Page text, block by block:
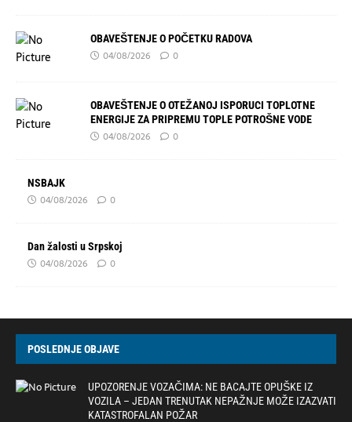
OBAVEŠTENJE O POČETKU RADOVA
04/08/2026 0
OBAVEŠTENJE O OTEŽANOJ ISPORUCI TOPLOTNE
ENERGIJE ZA PRIPREMU TOPLE POTROŠNE VODE
04/08/2026 0
NSBAJK
04/08/2026 0
Dan žalosti u Srpskoj
04/08/2026 0
POSLEDNJE OBJAVE
UPOZORENJE VOZAČIMA: NE BACAJTE OPUŠKE IZ
VOZILA – JEDAN TRENUTAK NEPAŽNJE MOŽE IZAZVATI
KATASTROFALAN POŽAR